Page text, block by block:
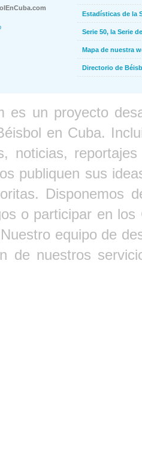
Estadísticas de la
Serie 50, la Serie
Mapa de nuestra
Directorio de
es un proyecto
en Cuba.
noticias,
publiquen sus
Disponemos
o participar en
equipo de
de nuestros